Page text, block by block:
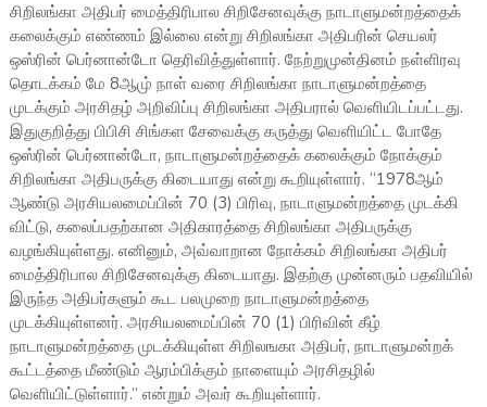
சிறிலங்கா அதிபர் மைத்திரிபால சிறிசேனவுக்கு நாடாளுமன்றத்தைக்
கலைக்கும் எண்ணம் இல்லை என்று சிறிலங்கா அதிபரின் செயலர்
ஒஸ்ரின் பெர்னான்டோ தெரிவித்துள்ளார். நேற்றுமுன்தினம் நள்ளிரவு
தொடக்கம் மே 8ஆமு் நாள் வரை சிறிலங்கா நாடாளுமன்றத்தை
முடக்கும் அரசிதழ் அறிவிப்பு சிறிலங்கா அதிபரால் வெளியிடப்பட்டது.
இதுகுறித்து பிபிசி சிங்கள சேவைக்கு கருத்து வெளியிட்ட போதே
ஒஸ்ரின் பெர்னான்டோ, நாடாளுமன்றத்தைக் கலைக்கும் நோக்கும்
சிறிலங்கா அதிபருக்கு கிடையாது என்று கூறியுள்ளார். “1978ஆம்
ஆண்டு அரசியலமைப்பின் 70 (3) பிரிவு, நாடாளுமன்றத்தை முடக்கி
விட்டு, கலைப்பதற்கான அதிகாரத்தை சிறிலங்கா அதிபருக்கு
வழங்கியுள்ளது. எனினும், அவ்வாறான நோக்கம் சிறிலங்கா அதிபர்
மைத்திரிபால சிறிசேனவுக்கு கிடையாது. இதற்கு முன்னரும் பதவியில்
இருந்த அதிபர்களும் கூட பலமுறை நாடாளுமன்றத்தை
முடக்கியுள்ளனர். அரசியலமைப்பின் 70 (1) பிரிவின் கீழ்
நாடாளுமன்றத்தை முடக்கியுள்ள சிறிலஙகா அதிபர், நாடாளுமன்றக்
கூட்டத்தை மீண்டும் ஆரம்பிக்கும் நாளையும் அரசிதழில்
வெளியிட்டுள்ளார்.” என்றும் அவர் கூறியுள்ளார்.